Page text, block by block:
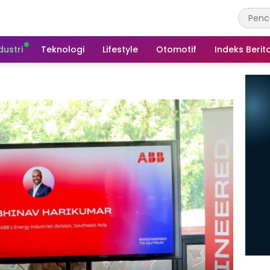
Teknologi Lifestyle Otomotif Indeks